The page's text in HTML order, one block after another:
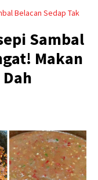
Belacan Sedap Tak
Sambal
Makan